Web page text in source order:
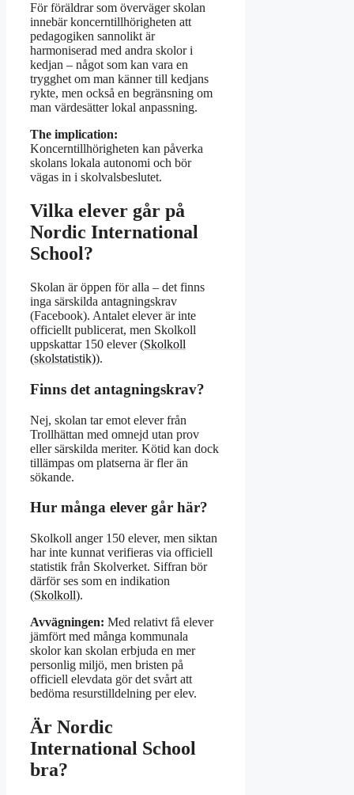
För föräldrar som överväger skolan
innebär koncerntillhörigheten att
pedagogiken sannolikt är
harmoniserad med andra skolor i
kedjan – något som kan vara en
trygghet om man känner till kedjans
rykte, men också en begränsning om
man värdesätter lokal anpassning.
The implication:
Koncerntillhörigheten kan påverka
skolans lokala autonomi och bör
vägas in i skolvalsbeslutet.
Vilka elever går på
Nordic International
School?
Skolan är öppen för alla – det finns
inga särskilda antagningskrav
(Facebook). Antalet elever är inte
officiellt publicerat, men Skolkoll
uppskattar 150 elever (Skolkoll
(skolstatistik)).
Finns det antagningskrav?
Nej, skolan tar emot elever från
Trollhättan med omnejd utan prov
eller särskilda meriter. Kötid kan dock
tillämpas om platserna är fler än
sökande.
Hur många elever går här?
Skolkoll anger 150 elever, men siktan
har inte kunnat verifieras via officiell
statistik från Skolverket. Siffran bör
därför ses som en indikation
(Skolkoll).
Avvägningen: Med relativt få elever
jämfört med många kommunala
skolor kan skolan erbjuda en mer
personlig miljö, men bristen på
officiell elevdata gör det svårt att
bedöma resurstilldelning per elev.
Är Nordic
International School
bra?